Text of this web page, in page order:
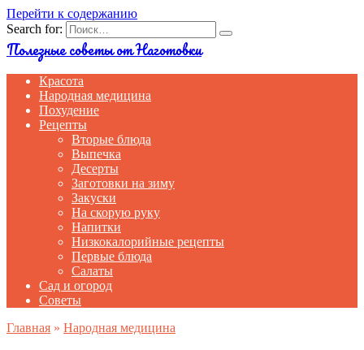
Перейти к содержанию
Search for:
Полезные советы от Наготовки
Красота
Народная медицина
Похудение
Рецепты
Вторые блюда
Выпечка
Десерты
Заготовки на зиму
Закуски
На скорую руку
Напитки
Низкокалорийные рецепты
Первые блюда
Салаты
Сад и огород
Советы
Главная » Народная медицина